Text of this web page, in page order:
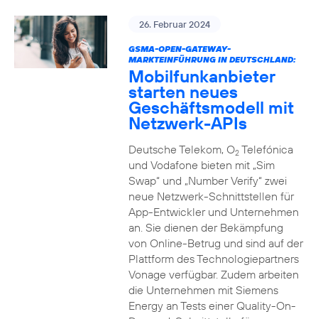
26. Februar 2024
GSMA-OPEN-GATEWAY-
MARKTEINFÜHRUNG IN DEUTSCHLAND:
Mobilfunkanbieter
starten neues
Geschäftsmodell mit
Netzwerk-APIs
Deutsche Telekom, O2Telefónica
und Vodafone bieten mit „Sim
Swap“ und „Number Verify“ zwei
neue Netzwerk-Schnittstellen für
App-Entwickler und Unternehmen
an. Sie dienen der Bekämpfung
von Online-Betrug und sind auf der
Plattform des Technologiepartners
Vonage verfügbar. Zudem arbeiten
die Unternehmen mit Siemens
Energy an Tests einer Quality-On-